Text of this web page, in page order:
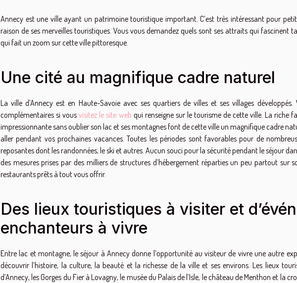
Annecy est une ville ayant un patrimoine touristique important. C’est très intéressant pour
raison de ses merveilles touristiques. Vous vous demandez quels sont ses attraits qui fascinent
qui fait un zoom sur cette ville pittoresque.
Une cité au magnifique cadre naturel
La ville d’Annecy est en Haute-Savoie avec ses quartiers de villes et ses villages
complémentaires si vousvisitez le site web qui renseigne sur le tourisme de cette ville. La riche
impressionnante sans oublier son lac et ses montagnes font de cette ville un magnifique cadre
aller pendant vos prochaines vacances. Toutes les périodes sont favorables pour de
reposantes dont les randonnées, le ski et autres. Aucun souci pour la sécurité pendant le séjour
des mesures prises par des milliers de structures d’hébergement réparties un peu partout sur
restaurants prêts à tout vous offrir.
Des lieux touristiques à visiter et
enchanteurs à vivre
Entre lac et montagne, le séjour à Annecy donne l’opportunité au visiteur de vivre une autre
découvrir l’histoire, la culture, la beauté et la richesse de la ville et ses environs. Les lieux
d’Annecy, les Gorges du Fier à Lovagny, le musée du Palais de l’Isle, le château de Menthon et la